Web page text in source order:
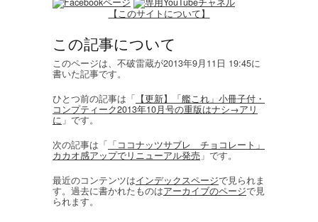
【このサイトについて】
この記事について
このページは、不破雷蔵が2013年9月11日 19:45に
書いた記事です。
ひとつ前の記事は「 【更新】「艦これ」小冊子付・
コンプティーク2013年10月号の重版はナシ→アリ
に 」です。
次の記事は「 「ココナッツサブレ チョコレート」
カカオ感アップでリニューアル発売 」です。
最近のコンテンツはインデックスページで見られま
す。過去に書かれたものはアーカイブのページで見
られます。